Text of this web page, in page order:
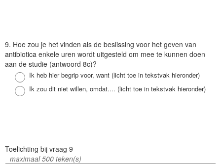
V
r
a
9. Hoe zou je het vinden als de beslissing voor het geven van
antibiotica enkele uren wordt uitgesteld om mee te kunnen doen
aan de studie (antwoord 8c)?
Antwoord
Ik heb hier begrip voor, want (licht toe in tekstvak hieronder)
Antwoord
Ik zou dit niet willen, omdat.... (licht toe in tekstvak hieronder)
V
Toelichting bij vraag 9
maximaal 500 teken(s)